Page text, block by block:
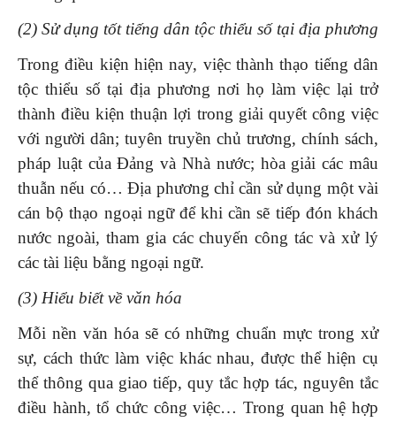
(2) Sử dụng tốt tiếng dân tộc thiểu số tại địa phương
Trong điều kiện hiện nay, việc thành thạo tiếng dân
tộc thiểu số tại địa phương nơi họ làm việc lại trở
thành điều kiện thuận lợi trong giải quyết công việc
với người dân; tuyên truyền chủ trương, chính sách,
pháp luật của Đảng và Nhà nước; hòa giải các mâu
thuẫn nếu có… Địa phương chỉ cần sử dụng một vài
cán bộ thạo ngoại ngữ để khi cần sẽ tiếp đón khách
nước ngoài, tham gia các chuyến công tác và xử lý
các tài liệu bằng ngoại ngữ.
(3) Hiểu biết về văn hóa
Mỗi nền văn hóa sẽ có những chuẩn mực trong xử
sự, cách thức làm việc khác nhau, được thể hiện cụ
thể thông qua giao tiếp, quy tắc hợp tác, nguyên tắc
điều hành, tổ chức công việc… Trong quan hệ hợp